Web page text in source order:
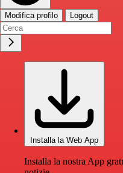
Modifica profilo Logout
Installa la Web App
Installa la nostra App